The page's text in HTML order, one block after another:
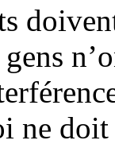
ne